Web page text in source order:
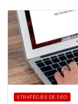
STRATÉGIES DE SEO